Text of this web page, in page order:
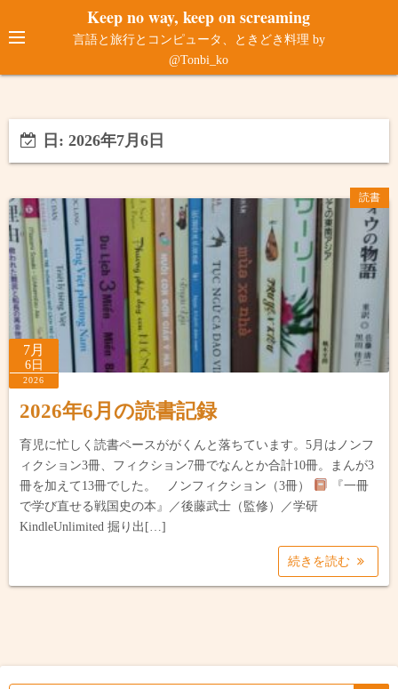
ン
ン
ッ
プ
Keep no way, keep on screaming
言語と旅行とコンピュータ、ときどき料理 by
@Tonbi_ko
日: 2026年7月6日
読書
7月
6日
2026
2026年6月の読書記録
育児に忙しく読書ペースががくんと落ちています。5月はノンフ
ィクション3冊、フィクション7冊でなんとか合計10冊。まんが3
冊を加えて13冊でした。 ノンフィクション（3冊）
『一冊
で学び直せる戦国史の本』／後藤武士（監修）／学研
KindleUnlimited 掘り出[…]
続きを読む